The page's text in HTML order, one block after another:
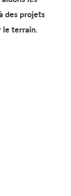
des projets
le terrain.